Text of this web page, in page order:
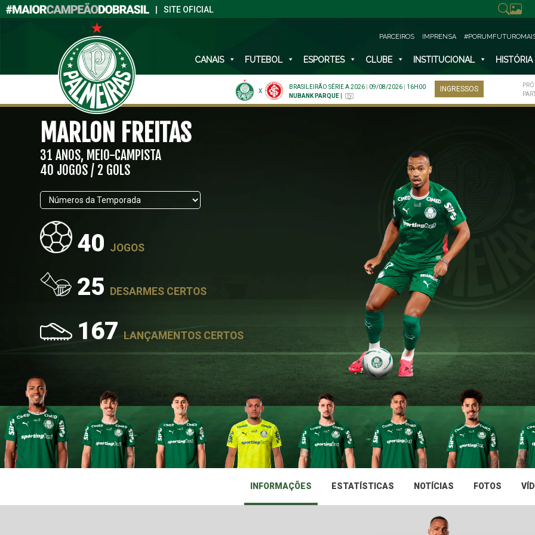
SITE OFICIAL
PARCEIROS IMPRENSA
CANAIS FUTEBOL ESPORTES CLUBE INSTITUCIONAL HISTÓRIA
X
BRASILEIRÃO SÉRIE A 2026 09/08/2026
16H00
NUBANK PARQUE
INGRESSOS
MARLON FREITAS
31 ANOS, MEIO-CAMPISTA
40 JOGOS / 2 GOLS
40 JOGOS
25 DESARMES CERTOS
167 LANÇAMENTOS CERTOS
INFORMAÇÕES ESTATÍSTICAS NOTÍCIAS FOTOS